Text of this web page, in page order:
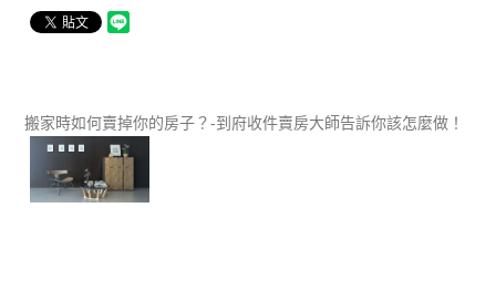
搬家時如何賣掉你的房子？-到府收件賣房大師告訴你該怎麼做！